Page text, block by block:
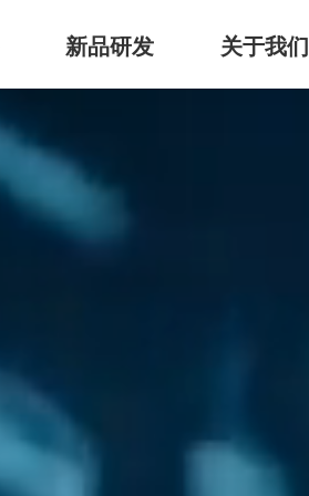
新品研发 关于我们